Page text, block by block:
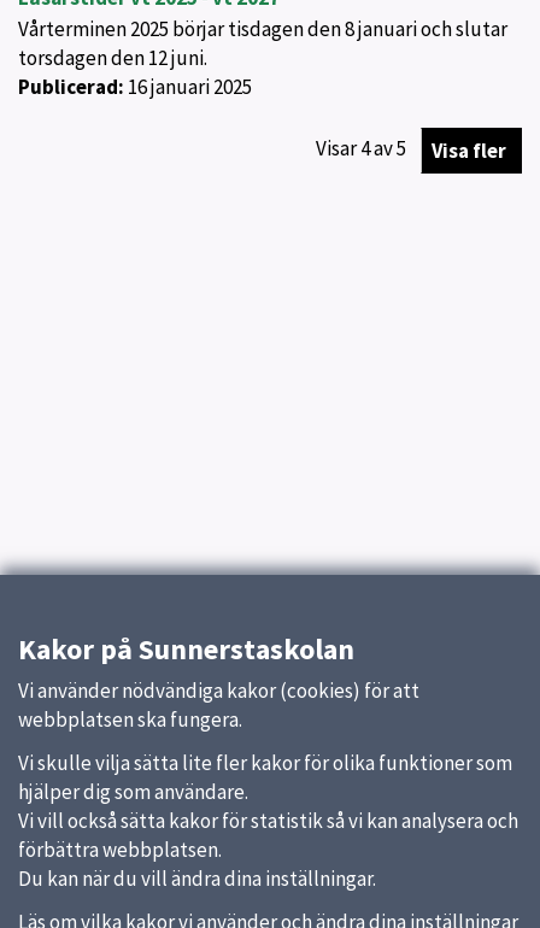
Vårterminen 2025 börjar tisdagen den 8 januari och slutar
torsdagen den 12 juni.
Publicerad: 16 januari 2025
Visar4av5 Visa fler
Kakor på Sunnerstaskolan
Vi använder nödvändiga kakor (cookies) för att
webbplatsen ska fungera.
Vi skulle vilja sätta lite fler kakor för olika funktioner som
hjälper dig som användare.
Vi vill också sätta kakor för statistik så vi kan analysera och
förbättra webbplatsen.
Du kan när du vill ändra dina inställningar.
Läs om vilka kakor vi använder och ändra dina inställningar